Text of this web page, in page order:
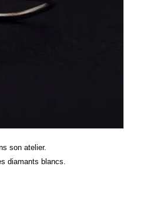
son atelier.
diamants blancs.